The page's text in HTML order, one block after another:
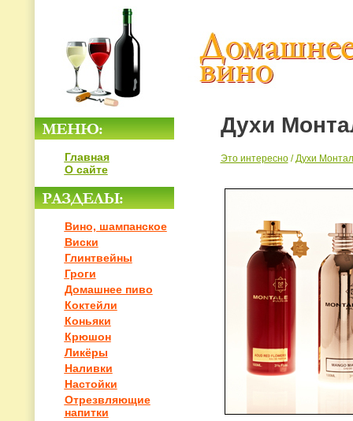
Главная
О сайте
Вино, шампанское
Виски
Глинтвейны
Гроги
Домашнее пиво
Коктейли
Коньяки
Крюшон
Ликёры
Наливки
Настойки
Отрезвляющие
напитки
Духи
Это интересно/ Духи